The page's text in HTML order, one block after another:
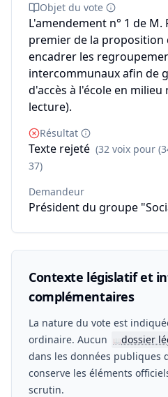
Objet du vote
L'amendement n° 1 de
premier de la proposition
encadrer les
intercommunaux afin de
d'accès à l'école en
lecture).
Résultat
Texte rejeté (32 voix pour
37)
Demandeur
Président du groupe
Contexte législatif et
complémentaires
La nature du vote est
ordinaire. Aucun
📖dossier
dans les données publiques
conserve les éléments
scrutin.